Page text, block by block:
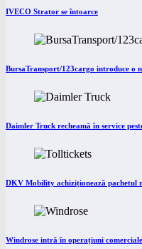
IVECO Strator se întoarce
BursaTransport/123cargo introduce o
Daimler Truck recheamă în service
DKV Mobility achiziționează pachetul
Windrose intră în operațiuni